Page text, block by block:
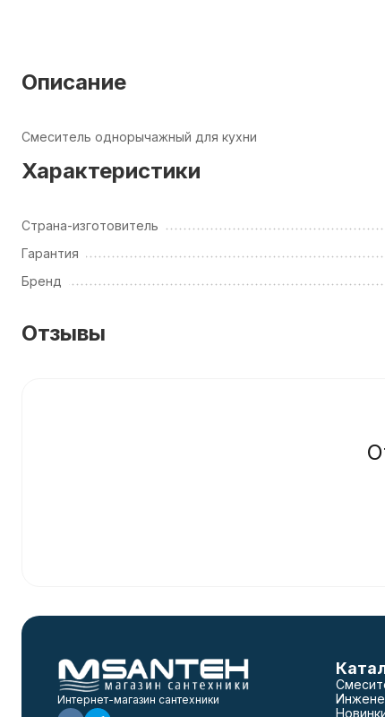
Описание
Смеситель однорычажный для кухни
Характеристики
Страна-изготовитель
Гарантия
Бренд
Отзывы
Интернет-магазин сантехники